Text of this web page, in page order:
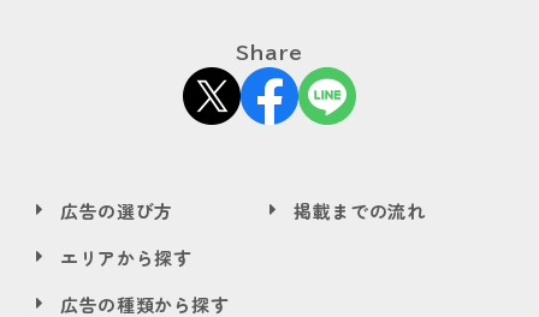
Share
広告の選び方
掲載までの流れ
エリアから探す
広告の種類から探す